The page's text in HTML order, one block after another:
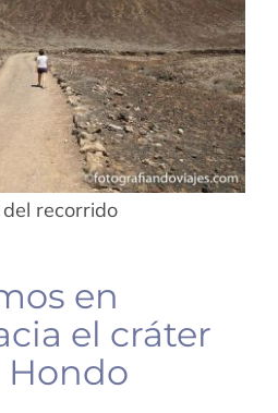
recorrido
en
el cráter
Hondo